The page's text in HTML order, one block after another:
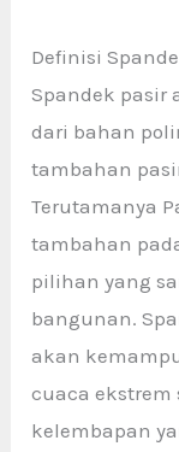
Definisi
Spandek pasir
dari bahan
tambahan
Terutamanya
tambahan
pilihan yang
bangunan.
akan
cuaca ekstrem
kelembapan